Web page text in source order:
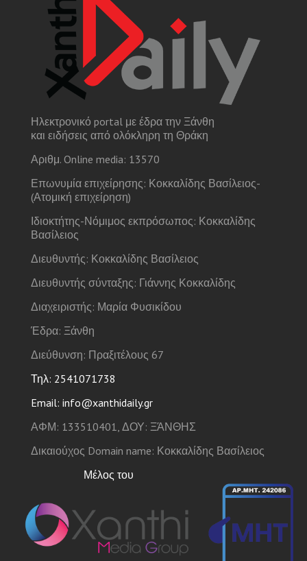
Ηλεκτρονικό portal με έδρα την Ξάνθη
και ειδήσεις από ολόκληρη τη Θράκη
Αριθμ. Online media: 13570
Επωνυμία επιχείρησης: Κοκκαλίδης Βασίλειος-
(Ατομική επιχείρηση)
Ιδιοκτήτης-Νόμιμος εκπρόσωπος: Κοκκαλίδης
Βασίλειος
Διευθυντής: Κοκκαλίδης Βασίλειος
Διευθυντής σύνταξης: Γιάννης Κοκκαλίδης
Διαχειριστής: Μαρία Φυσικίδου
Έδρα: Ξάνθη
Διεύθυνση: Πραξιτέλους 67
Τηλ: 2541071738
Email: info@xanthidaily.gr
ΑΦΜ: 133510401, ΔΟΥ: ΞΆΝΘΗΣ
Δικαιούχος Domain name: Κοκκαλίδης Βασίλειος
Μέλος του